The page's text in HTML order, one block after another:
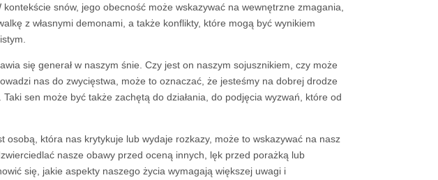
snów, jego obecność może wskazywać na wewnętrzne zmagania,
z własnymi demonami, a także konflikty, które mogą być wynikiem
się generał w naszym śnie. Czy jest on naszym sojusznikiem, czy może
nas do zwycięstwa, może to oznaczać, że jesteśmy na dobrej drodze
sen może być także zachętą do działania, do podjęcia wyzwań, które od
osobą, która nas krytykuje lub wydaje rozkazy, może to wskazywać na nasz
nasze obawy przed oceną innych, lęk przed porażką lub
się, jakie aspekty naszego życia wymagają większej uwagi i